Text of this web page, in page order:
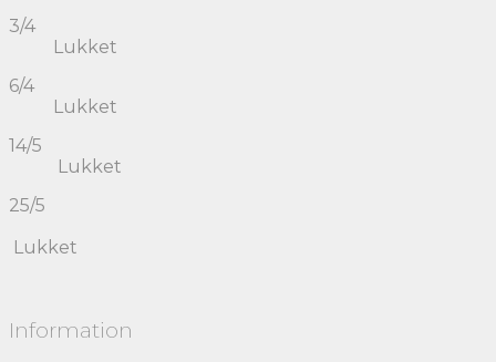
3/4
Lukket
6/4
Lukket
14/5
Lukket
25/5
Lukket
Information